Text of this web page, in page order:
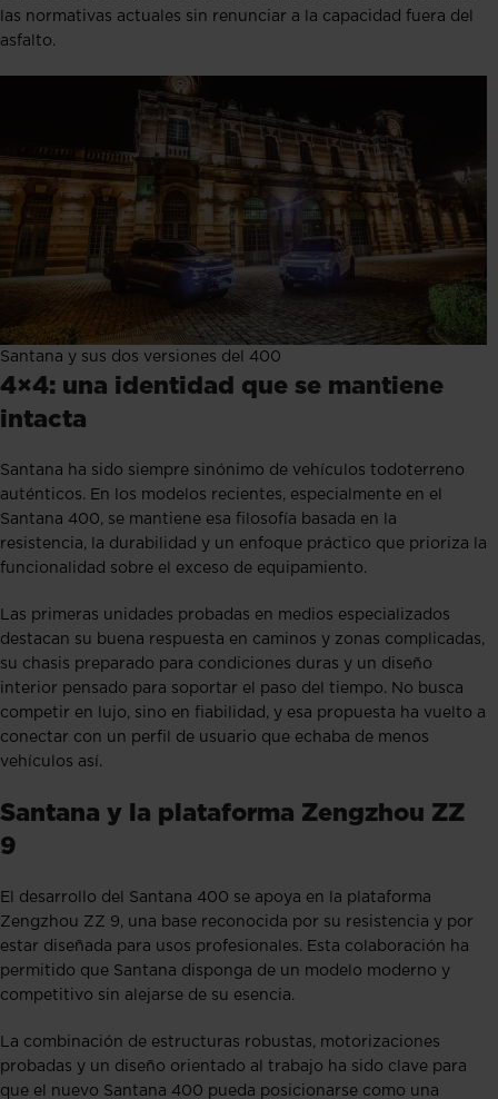
las normativas actuales sin renunciar a la capacidad fuera del
asfalto.
Santana y sus dos versiones del 400
4×4: una identidad que se mantiene
intacta
Santana ha sido siempre sinónimo de vehículos todoterreno
auténticos. En los modelos recientes, especialmente en el
Santana 400, se mantiene esa filosofía basada en la
resistencia, la durabilidad y un enfoque práctico que prioriza la
funcionalidad sobre el exceso de equipamiento.
Las primeras unidades probadas en medios especializados
destacan su buena respuesta en caminos y zonas complicadas,
su chasis preparado para condiciones duras y un diseño
interior pensado para soportar el paso del tiempo. No busca
competir en lujo, sino en fiabilidad, y esa propuesta ha vuelto a
conectar con un perfil de usuario que echaba de menos
vehículos así.
Santana y la plataforma Zengzhou ZZ
9
El desarrollo del Santana 400 se apoya en la plataforma
Zengzhou ZZ 9, una base reconocida por su resistencia y por
estar diseñada para usos profesionales. Esta colaboración ha
permitido que Santana disponga de un modelo moderno y
competitivo sin alejarse de su esencia.
La combinación de estructuras robustas, motorizaciones
probadas y un diseño orientado al trabajo ha sido clave para
que el nuevo Santana 400 pueda posicionarse como una